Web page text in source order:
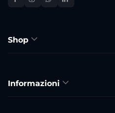
Shop
Informazioni